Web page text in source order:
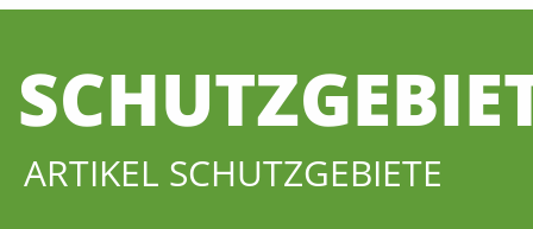
ARTIKEL SCHUTZGEBIETE